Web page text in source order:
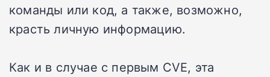
команды или код, а также, возможно,
красть личную информацию.
Как и в случае с первым CVE, эта